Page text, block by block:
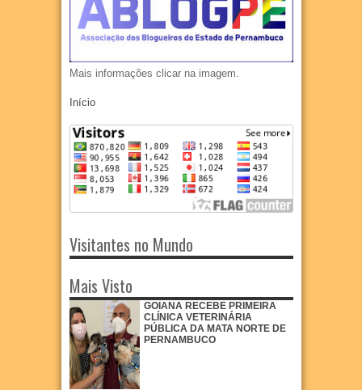
Mais informações clicar na imagem.
Início
Visitantes no Mundo
Mais Visto
GOIANA RECEBE PRIMEIRA
CLÍNICA VETERINÁRIA
PÚBLICA DA MATA NORTE DE
PERNAMBUCO